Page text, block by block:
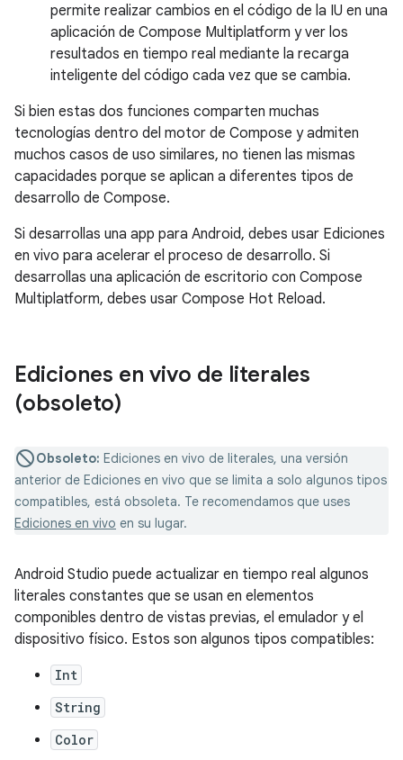
permite realizar cambios en el código de la IU en una
aplicación de Compose Multiplatform y ver los
resultados en tiempo real mediante la recarga
inteligente del código cada vez que se cambia.
Si bien estas dos funciones comparten muchas
tecnologías dentro del motor de Compose y admiten
muchos casos de uso similares, no tienen las mismas
capacidades porque se aplican a diferentes tipos de
desarrollo de Compose.
Si desarrollas una app para Android, debes usar Ediciones
en vivo para acelerar el proceso de desarrollo. Si
desarrollas una aplicación de escritorio con Compose
Multiplatform, debes usar Compose Hot Reload.
Ediciones en vivo de literales
(obsoleto)
Obsoleto: Ediciones en vivo de literales, una versión
anterior de Ediciones en vivo que se limita a solo algunos tipos
compatibles, está obsoleta. Te recomendamos que uses
Ediciones en vivo en su lugar.
Android Studio puede actualizar en tiempo real algunos
literales constantes que se usan en elementos
componibles dentro de vistas previas, el emulador y el
dispositivo físico. Estos son algunos tipos compatibles:
Int
String
Color